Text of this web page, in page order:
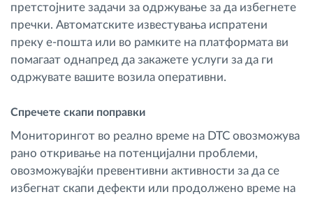
претстојните задачи за одржување за да избегнете
пречки. Автоматските известувања испратени
преку е-пошта или во рамките на платформата ви
помагаат однапред да закажете услуги за да ги
одржувате вашите возила оперативни.
Спречете скапи поправки
Мониторингот во реално време на DTC овозможува
рано откривање на потенцијални проблеми,
овозможувајќи превентивни активности за да се
избегнат скапи дефекти или продолжено време на